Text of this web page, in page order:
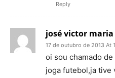
Reply
josé victor
17 de outubro de 2013 At
oi sou chamado
joga futebol,ja tive